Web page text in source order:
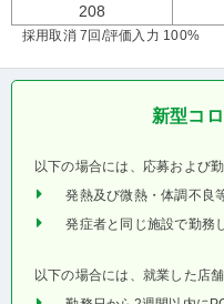
208
採用取消 7回 /評価入力 100%
新型コ
以下の場合には、応募および
発熱及び微熱・体調不良
発症者と同じ施設で勤務
以下の場合には、就業した店